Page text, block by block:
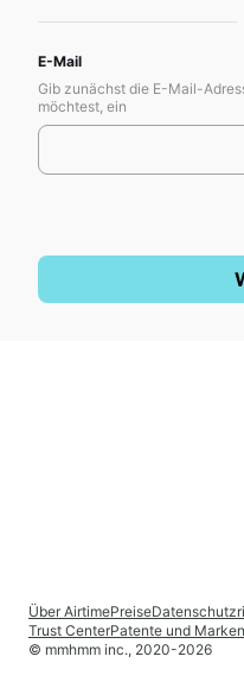
E-Mail
Gib zunächst die E-Mail-
möchtest, ein
© mmhmm inc., 2020-2026
Über AirtimePreise
Trust CenterPatente und